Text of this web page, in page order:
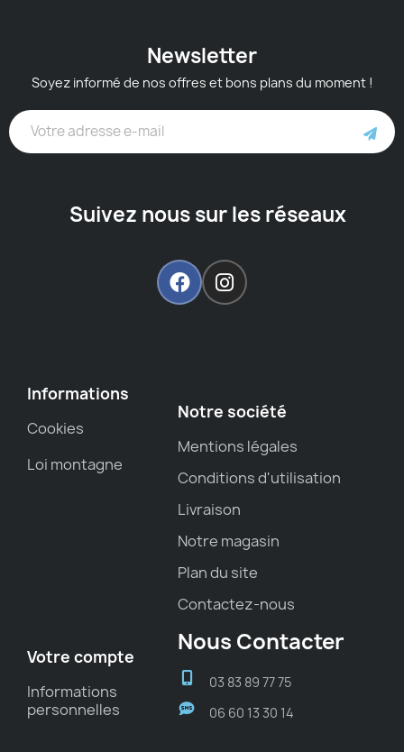
Newsletter
Soyez informé de nos offres et bons plans du moment !
Suivez nous sur les réseaux
Informations
Cookies
Loi montagne
Notre société
Mentions légales
Conditions d'utilisation
Livraison
Notre magasin
Plan du site
Contactez-nous
Votre compte
Informations
personnelles
Nous Contacter
03 83 89 77 75
06 60 13 30 14